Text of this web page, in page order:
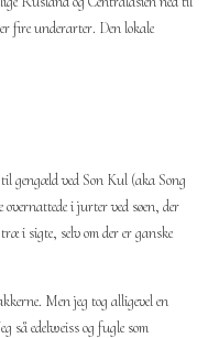
fire underarter. Den lokale
gengæld ved Son Kul (aka Song
i jurter ved søen, der
i sigte, selv om der er ganske
Men jeg tog alligevel en
så edelweiss og fugle som